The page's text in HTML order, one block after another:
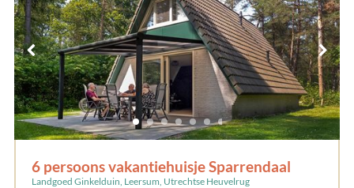
6 persoons vakantiehuisje Sparrendaal
Landgoed Ginkelduin, Leersum, Utrechtse Heuvelrug